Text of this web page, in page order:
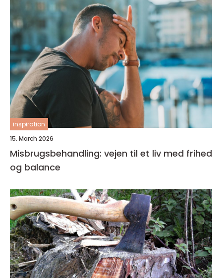
inspiration
15. March 2026
Misbrugsbehandling: vejen til et liv med frihed
og balance